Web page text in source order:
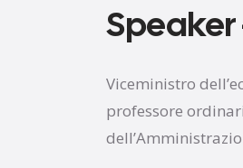
Speaker
Viceministro
professore